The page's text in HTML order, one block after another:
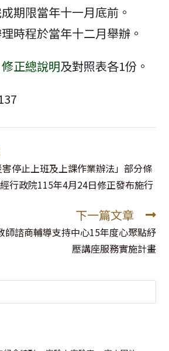
期限當年十一月底前。
時程於當年十二月舉辦。
修正總說明及對照表各1份。
害停止上班及上課作業辦法」部分條
行政院115年4月24日修正發布施行
下一篇文章
師諮商輔導支持中心15年度心聚點紓
壓講座服務實施計畫